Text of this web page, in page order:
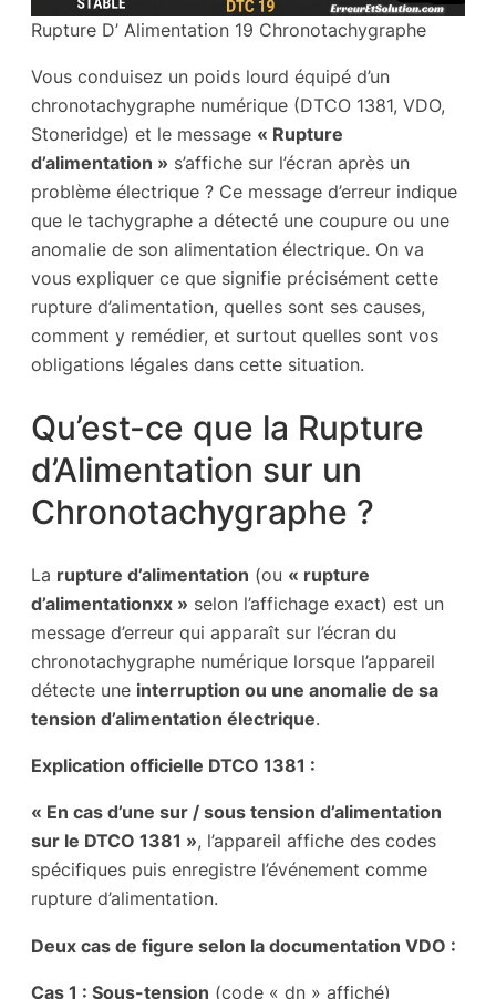
Rupture D’ Alimentation 19 Chronotachygraphe
Vous conduisez un poids lourd équipé d’un
chronotachygraphe numérique (DTCO 1381, VDO,
Stoneridge) et le message « Rupture
d’alimentation » s’affiche sur l’écran après un
problème électrique ? Ce message d’erreur indique
que le tachygraphe a détecté une coupure ou une
anomalie de son alimentation électrique. On va
vous expliquer ce que signifie précisément cette
rupture d’alimentation, quelles sont ses causes,
comment y remédier, et surtout quelles sont vos
obligations légales dans cette situation.
Qu’est-ce que la Rupture
d’Alimentation sur un
Chronotachygraphe ?
La rupture d’alimentation (ou « rupture
d’alimentationxx » selon l’affichage exact) est un
message d’erreur qui apparaît sur l’écran du
chronotachygraphe numérique lorsque l’appareil
détecte une interruption ou une anomalie de sa
tension d’alimentation électrique.
Explication officielle DTCO 1381 :
« En cas d’une sur / sous tension d’alimentation
sur le DTCO 1381 », l’appareil affiche des codes
spécifiques puis enregistre l’événement comme
rupture d’alimentation.
Deux cas de figure selon la documentation VDO :
Cas 1 : Sous-tension (code « dn » affiché)